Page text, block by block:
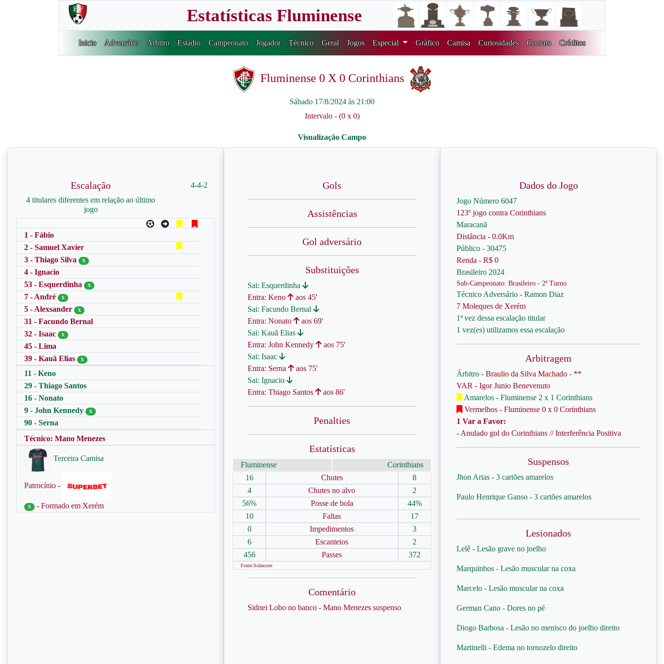
Estatísticas Fluminense
Inicio Adversário Árbitro Estádio Campeonato Jogador Técnico Geral Jogos Especial Gráfico Camisa Curiosidades Contato Créditos
Fluminense 0 X 0 Corinthians
Sábado 17/8/2024 às 21:00
Intervalo - (0 x 0)
Escalação
4 titulares diferentes em relação ao último
jogo
4-4-2
1 - Fábio
2 - Samuel Xavier
3 - Thiago Silva
X
4 - Ignacio
53 - Esquerdinha
X
7 - André X
5 - Alexsander X
31 - Facundo Bernal
32 - Isaac
X
45 - Lima
39 - Kauã Elias
X
11 - Keno
29 - Thiago Santos
16 - Nonato
9 - John Kennedy
X
90 - Serna
Técnico: Mano Menezes
Terceira Camisa
Patrocínio -
X - Formado em Xerém
Gols
Assistências
Gol adversário
Substituições
Sai: Esquerdinha
Entra: Keno
aos 45'
Sai: Facundo Bernal
Entra: Nonato
aos 69'
Sai: Kauã Elias
Entra: John Kennedy
aos 75'
Sai: Isaac
Entra: Serna
aos 75'
Sai: Ignacio
Entra: Thiago Santos
aos 86'
Penalties
Estatísticas
Fluminense
Corinthians
16
Chutes
8
4
Chutes no alvo
2
56%
Posse de bola
44%
10
Faltas
17
0
Impedimentos
3
6
Escanteios
2
456
Passes 372
Fonte:Sofascore
Comentário
Sidnei Lobo no banco - Mano Menezes suspenso
Dados do Jogo
Jogo Número 6047
123º jogo contra Corinthians
Maracanã
Distância - 0.0Km
Público - 30475
Renda - R$ 0
Brasileiro 2024
Sub-Campeonato: Brasileiro - 2º Turno
Técnico Adversário - Ramon Diaz
7 Moleques de Xerém
1ª vez dessa escalação titular
1 vez(es) utilizamos essa escalação
Arbitragem
Árbitro - Braulio da Silva Machado - **
VAR - Igor Junio Benevenuto
Amarelos - Fluminense 2 x 1 Corinthians
Vermelhos - Fluminense 0 x 0 Corinthians
1 Var a Favor:
- Anulado gol do Corinthians // Interferência Positiva
Suspensos
Jhon Arias - 3 cartões amarelos
Paulo Henrique Ganso - 3 cartões amarelos
Lesionados
Lelê - Lesão grave no joelho
Marquinhos - Lesão muscular na coxa
Marcelo - Lesão muscular na coxa
German Cano - Dores no pé
Diogo Barbosa - Lesão no menisco do joelho direito
Martinelli - Edema no tornozelo direito